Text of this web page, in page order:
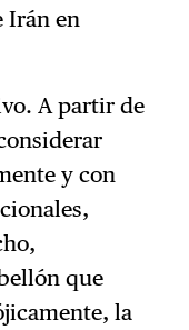
Irán en
A partir de
y con
que
la